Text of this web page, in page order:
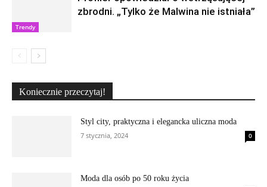
Trendy
zbrodni. „Tylko że Malwina nie istniała”
Koniecznie przeczytaj!
Styl city, praktyczna i elegancka uliczna moda
7 stycznia, 2024
0
Moda dla osób po 50 roku życia